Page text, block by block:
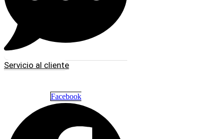
Servicio al cliente
Facebook